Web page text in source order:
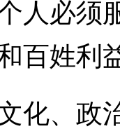
人必须
百姓利
、政